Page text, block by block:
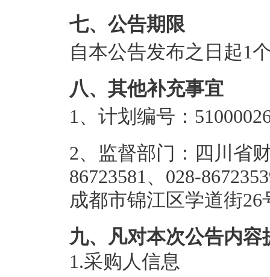
七、公告期限
自本公告发布之日起1
八、其他补充事宜
1、计划编号：
2、监督部门：四川省
86723581、028-
成都市锦江区学道街26
九、凡对本次公告内
1.采购人信息